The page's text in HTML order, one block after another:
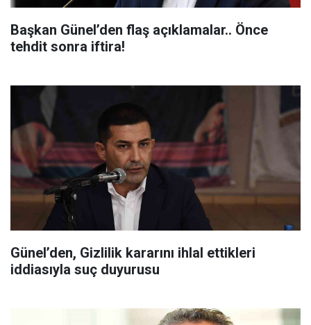
Başkan Günel’den flaş açıklamalar.. Önce
tehdit sonra iftira!
Günel’den, Gizlilik kararını ihlal ettikleri
iddiasıyla suç duyurusu